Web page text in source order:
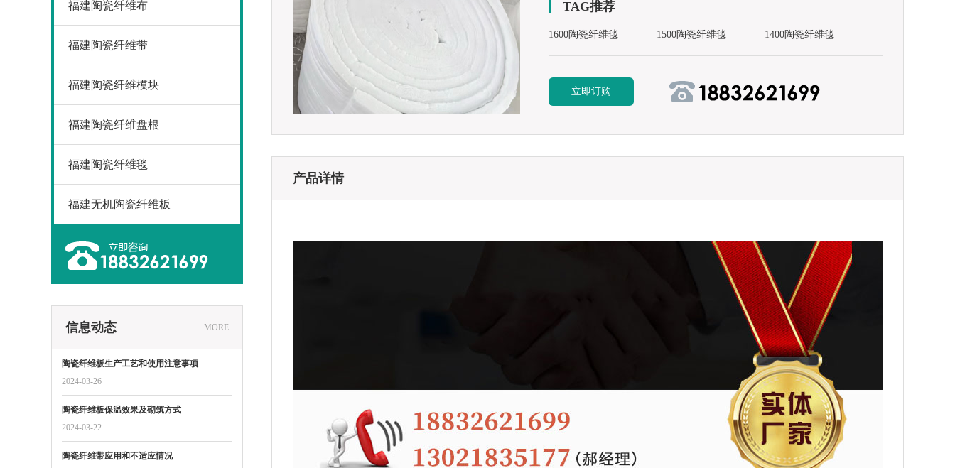
福建陶瓷纤维布
福建陶瓷纤维带
福建陶瓷纤维模块
福建陶瓷纤维盘根
福建陶瓷纤维毯
福建无机陶瓷纤维板
信息动态 MORE
陶瓷纤维板生产工艺和使用注意事项
2024-03-26
陶瓷纤维板保温效果及砌筑方式
2024-03-22
陶瓷纤维带应用和不适应情况
TAG推荐
1600陶瓷纤维毯 1500陶瓷纤维毯 1400陶瓷纤维毯
立即订购
产品详情